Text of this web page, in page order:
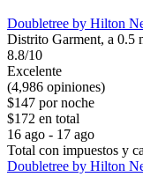
Doubletree by Hilton
Distrito Garment, a 0.5
8.8/10
Excelente
(4,986 opiniones)
$147 por noche
$172 en total
16 ago - 17 ago
Total con impuestos y
Doubletree by Hilton